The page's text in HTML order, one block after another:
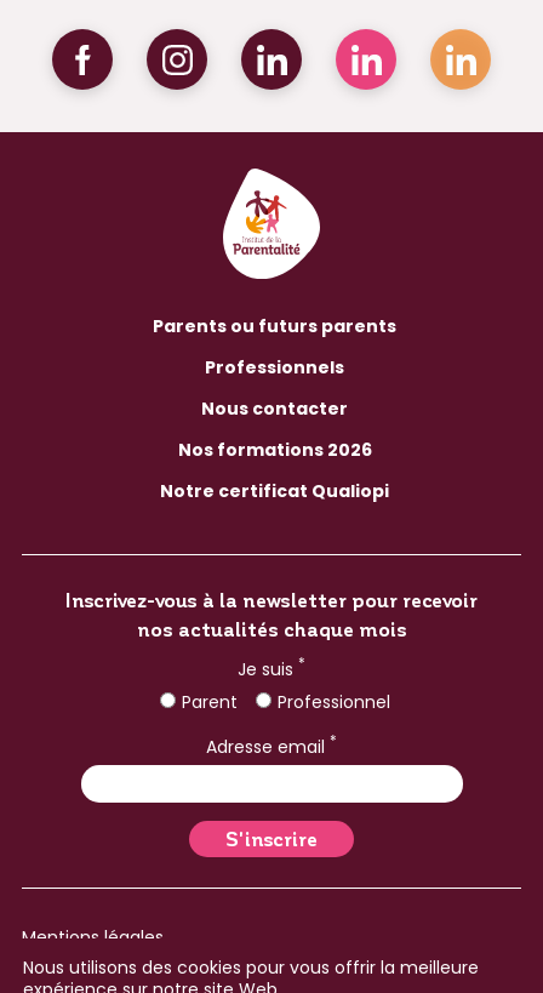
Parents ou futurs parents
Professionnels
Nous contacter
Nos formations 2026
Notre certificat Qualiopi
Inscrivez-vous à la newsletter pour recevoir
nos actualités chaque mois
Je suis *
Parent
Professionnel
Adresse email *
Mentions légales
Plan du site
Nous utilisons des cookies pour vous offrir la meilleure